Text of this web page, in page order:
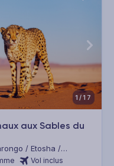
1/17
aux Sables du
/ Etosha /
du Namib / Mariental
Vol inclus